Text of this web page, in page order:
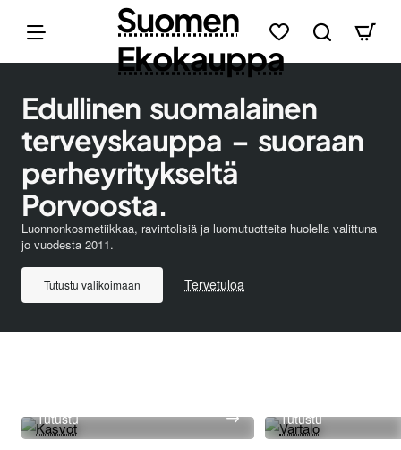
Suomen
Ekokauppa
Edullinen suomalainen
terveyskauppa – suoraan
perheyritykseltä
Porvoosta.
Luonnonkosmetiikkaa, ravintolisiä ja luomutuotteita huolella valittuna
jo vuodesta 2011.
Tutustu valikoimaan Tervetuloa
Tutustu Tutustu